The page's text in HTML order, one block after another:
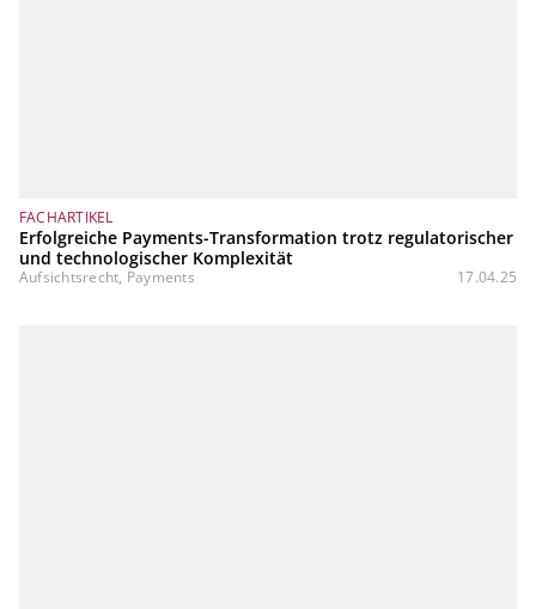
FACHARTIKEL
Erfolgreiche Payments-Transformation trotz regulatorischer
und technologischer Komplexität
Aufsichtsrecht, Payments 17.04.25